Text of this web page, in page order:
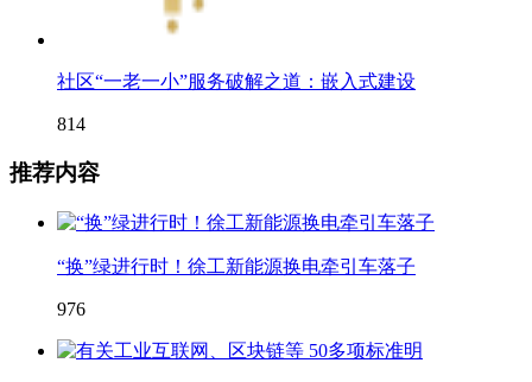
社区“一老一小”服务破解之道：嵌入式建设
814
推荐内容
“换”绿进行时！徐工新能源换电牵引车落子
976